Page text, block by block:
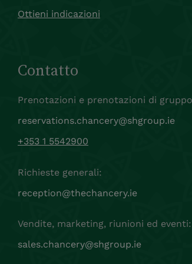
Ottieni indicazioni
Contatto
Prenotazioni e prenotazioni di
reservations.chancery@shgroup.ie
+353 1 5542900
Richieste generali:
reception@thechancery.ie
Vendite, marketing, riunioni ed eventi:
sales.chancery@shgroup.ie